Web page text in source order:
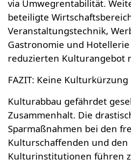
via Umwegrentabilität.
beteiligte
Veranstaltungstechnik,
Gastronomie und
reduzierten Kulturangebot
FAZIT: Keine
Kulturabbau gefährdet
Zusammenhalt. Die
Sparmaßnahmen bei den
Kulturschaffenden und den
Kulturinstitutionen führen